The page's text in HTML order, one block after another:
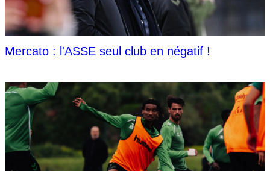
Mercato : l'ASSE seul club en négatif !